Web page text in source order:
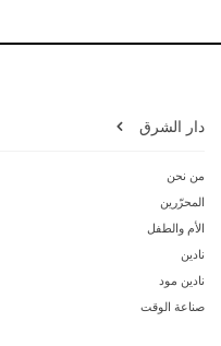
دار الشرق
من نحن
المحرّرين
الأم والطفل
نادين
نادين مود
صناعة الوقت